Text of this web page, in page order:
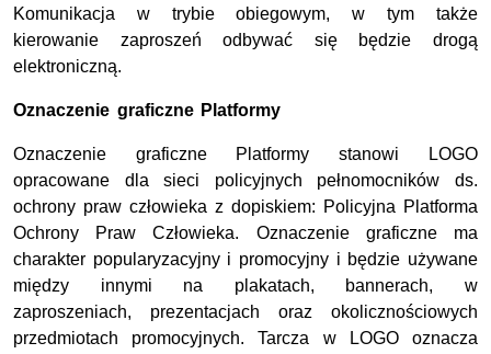
Komunikacja w trybie obiegowym, w tym także
kierowanie zaproszeń odbywać się będzie drogą
elektroniczną.
Oznaczenie graficzne Platformy
Oznaczenie graficzne Platformy stanowi LOGO
opracowane dla sieci policyjnych pełnomocników ds.
ochrony praw człowieka z dopiskiem: Policyjna Platforma
Ochrony Praw Człowieka. Oznaczenie graficzne ma
charakter popularyzacyjny i promocyjny i będzie używane
między innymi na plakatach, bannerach, w
zaproszeniach, prezentacjach oraz okolicznościowych
przedmiotach promocyjnych. Tarcza w LOGO oznacza